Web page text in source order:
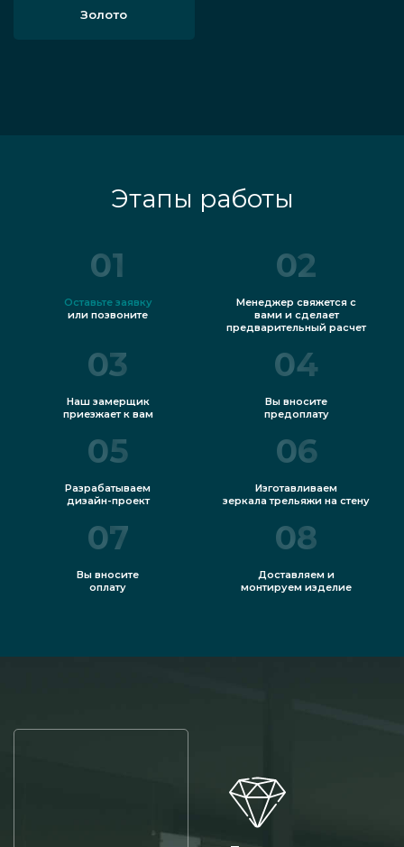
Золото
Этапы работы
01
Оставьте заявку
или позвоните
02
Менеджер свяжется с
вами и сделает
предварительный расчет
03
Наш замерщик
приезжает к вам
04
Вы вносите
предоплату
05
Разрабатываем
дизайн-проект
06
Изготавливаем
зеркала трельяжи на стену
07
Вы вносите
оплату
08
Доставляем и
монтируем изделие